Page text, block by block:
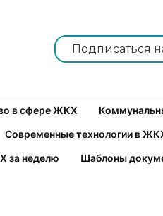
Подписаться
в сфере ЖКХ
Современные технологии в
за неделю
Шаблоны